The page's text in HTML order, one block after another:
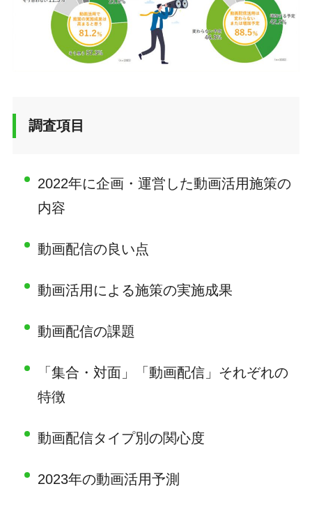
調査項目
2022年に企画・運営した動画活用施策の
内容
動画配信の良い点
動画活用による施策の実施成果
動画配信の課題
「集合・対面」「動画配信」それぞれの
特徴
動画配信タイプ別の関心度
2023年の動画活用予測